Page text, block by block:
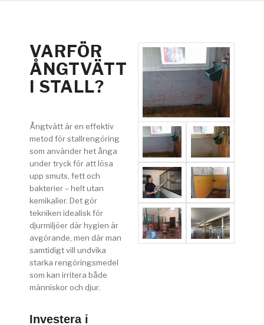
VARFÖR
ÅNGTVÄTT
I STALL?
Ångtvätt är en effektiv
metod för stallrengöring
som använder het ånga
under tryck för att lösa
upp smuts, fett och
bakterier – helt utan
kemikalier. Det gör
tekniken idealisk för
djurmiljöer där hygien är
avgörande, men där man
samtidigt vill undvika
starka rengöringsmedel
som kan irritera både
människor och djur.
Investera i